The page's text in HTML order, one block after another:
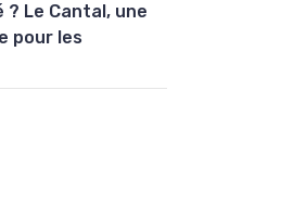
Le Cantal, une
pour les